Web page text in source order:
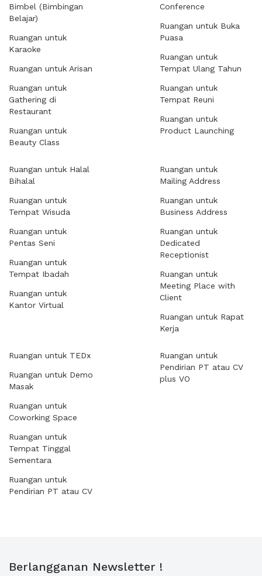
Bimbel (Bimbingan
Belajar)
Ruangan untuk
Karaoke
Ruangan untuk Arisan
Ruangan untuk
Gathering di
Restaurant
Ruangan untuk
Beauty Class
Conference
Ruangan untuk Buka
Puasa
Ruangan untuk
Tempat Ulang Tahun
Ruangan untuk
Tempat Reuni
Ruangan untuk
Product Launching
Ruangan untuk Halal
Bihalal
Ruangan untuk
Tempat Wisuda
Ruangan untuk
Pentas Seni
Ruangan untuk
Tempat Ibadah
Ruangan untuk
Kantor Virtual
Ruangan untuk
Mailing Address
Ruangan untuk
Business Address
Ruangan untuk
Dedicated
Receptionist
Ruangan untuk
Meeting Place with
Client
Ruangan untuk Rapat
Kerja
Ruangan untuk TEDx
Ruangan untuk Demo
Masak
Ruangan untuk
Coworking Space
Ruangan untuk
Tempat Tinggal
Sementara
Ruangan untuk
Pendirian PT atau CV
Ruangan untuk
Pendirian PT atau CV
plus VO
Berlangganan Newsletter !